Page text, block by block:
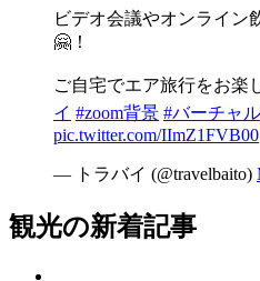
ビデオ会議やオンライン
🤗！
ご自宅でエア旅行をお楽
イ #zoom背景 #バーチャ
pic.twitter.com/IImZ1FVB00
— トラバイ (@travelbaito)
観光の新着記事